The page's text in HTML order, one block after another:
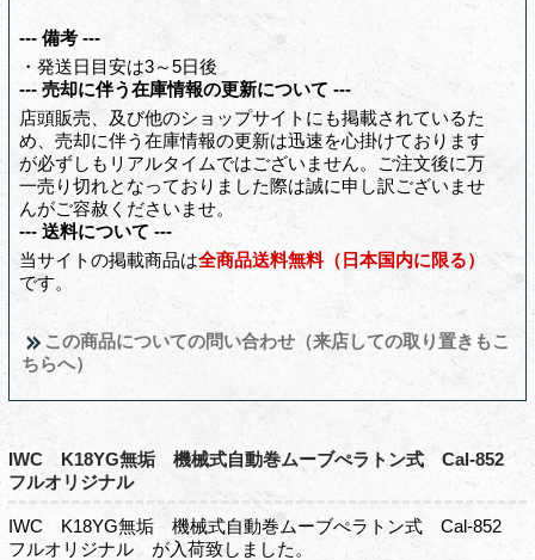
--- 備考 ---
・発送日目安は3～5日後
--- 売却に伴う在庫情報の更新について ---
店頭販売、及び他のショップサイトにも掲載されているた
め、売却に伴う在庫情報の更新は迅速を心掛けております
が必ずしもリアルタイムではございません。ご注文後に万
一売り切れとなっておりました際は誠に申し訳ございませ
んがご容赦くださいませ。
--- 送料について ---
当サイトの掲載商品は全商品送料無料（日本国内に限る）
です。
この商品についての問い合わせ（来店しての取り置きもこ
ちらへ）
IWC K18YG無垢 機械式自動巻ムーブぺラトン式 Cal-852
フルオリジナル
IWC K18YG無垢 機械式自動巻ムーブぺラトン式 Cal-852
フルオリジナル が入荷致しました。